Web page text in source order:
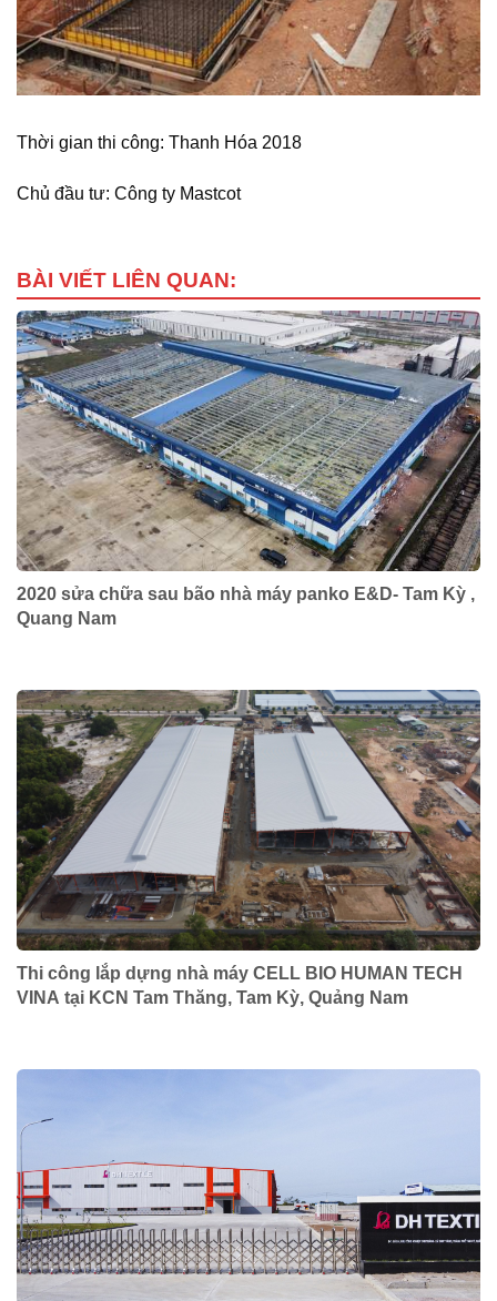
Thời gian thi công: Thanh Hóa 2018
Chủ đầu tư: Công ty Mastcot
BÀI VIẾT LIÊN QUAN:
2020 sửa chữa sau bão nhà máy panko E&D- Tam Kỳ ,
Quang Nam
Thi công lắp dựng nhà máy CELL BIO HUMAN TECH
VINA tại KCN Tam Thăng, Tam Kỳ, Quảng Nam